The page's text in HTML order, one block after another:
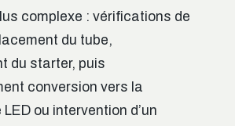
complexe : vérifications de
du tube,
du starter, puis
conversion vers la
ou intervention d’un